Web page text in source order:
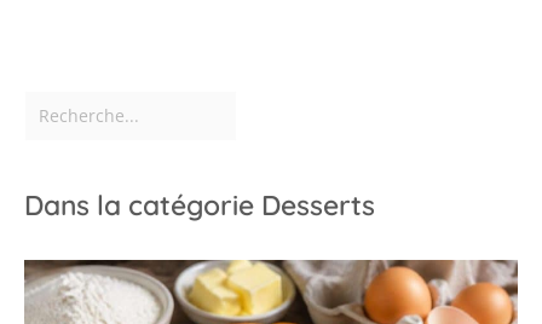
Dans la catégorie Desserts